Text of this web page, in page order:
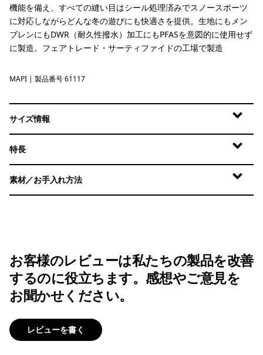
機能を備え、すべての縫い目はシール処理済みでスノースポーツ
に対応しながらどんな冬の遊びにも快適さを提供。生地にもメン
ブレンにもDWR（耐久性撥水）加工にもPFASを意図的に使用せず
に製造。フェアトレード・サーティファイドの工場で製造
Mallow Pink
MAPI | 製品番号 61117
サイズ情報
特長
素材／お手入れ方法
お客様のレビューは私たちの製品を改善
するのに役立ちます。感想やご意見を
お聞かせください。
レビューを書く